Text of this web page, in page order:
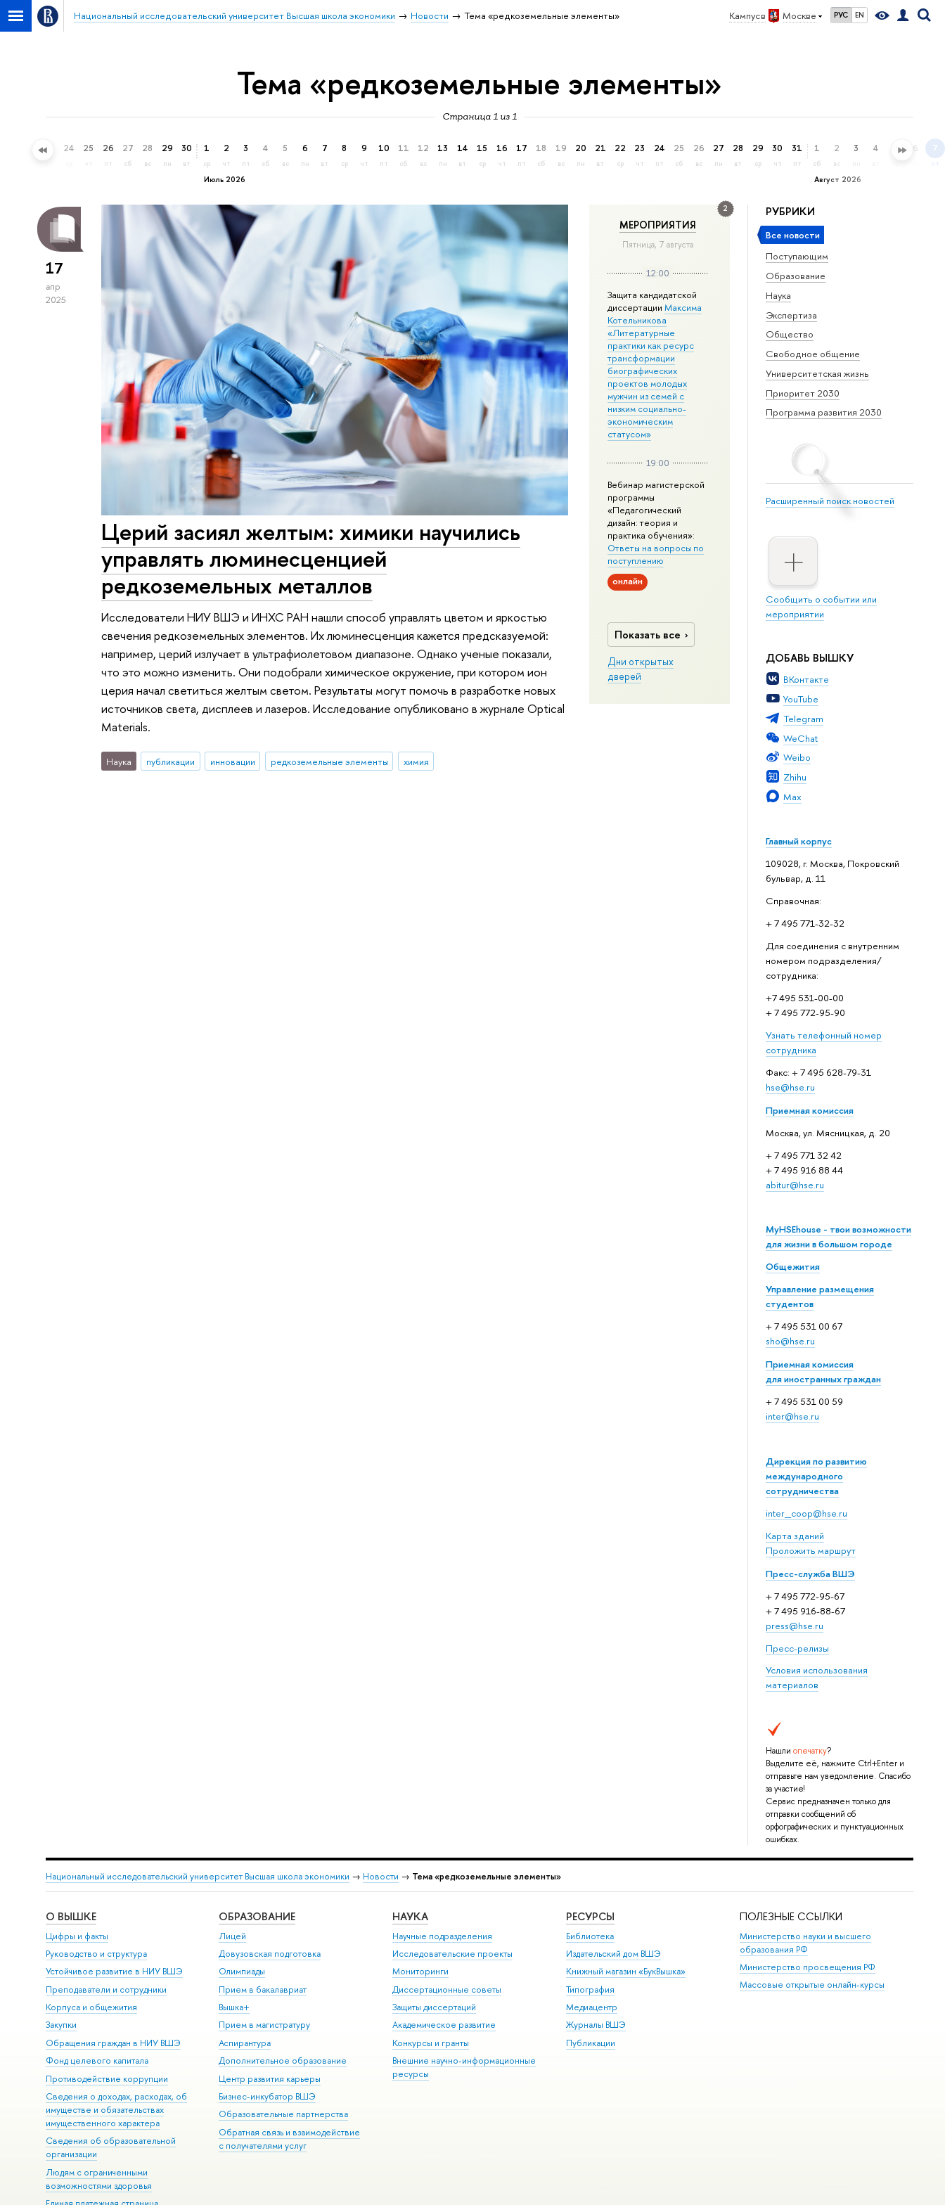
Кампус в Москве РУС EN
Национальный исследовательский университет Высшая школа экономики Новости Тема «редкоземельные элементы»
Тема «редкоземельные элементы»
Страница 1 из 1
23 24 25 26
пт
27
сб
28
вс
29
пн
30
вт
Июль 2026
1
ср
2
чт
3
пт
4
сб
5
вс
6
пн
7
вт
8
ср
9
чт
10
пт
11
сб
12
вс
13
пн
14
вт
15
ср
16
чт
17
пт
18
сб
19
вс
20
пн
21
вт
22
ср
23
чт
24
пт
25
сб
26
вс
27
пн
28
вт
29
ср
30
чт
31
пт
Август 2026
1
сб
2
вс
3 4 5 6 7
пт
РУБРИКИ
Все новости
Поступающим
Образование
Наука
Экспертиза
Общество
Свободное общение
Университетская жизнь
Приоритет 2030
Программа развития 2030
Расширенный поиск новостей
Сообщить о событии или
мероприятии
ДОБАВЬ ВЫШКУ
ВКонтакте
YouTube
Telegram
WeChat
Weibo
Zhihu
Max
Главный корпус
109028, г. Москва, Покровский
бульвар, д. 11
Справочная:
+ 7 495 771-32-32
Для соединения с внутренним
номером подразделения/
сотрудника:
+7 495 531-00-00
+ 7 495 772-95-90
Узнать телефонный номер
сотрудника
Факс: + 7 495 628-79-31
hse@hse.ru
Приемная комиссия
Москва, ул. Мясницкая, д. 20
+ 7 495 771 32 42
+ 7 495 916 88 44
abitur@hse.ru
MyHSEhouse - твои возможности
для жизни в большом городе
Общежития
Управление размещения
студентов
+ 7 495 531 00 67
sho@hse.ru
Приемная комиссия
для иностранных граждан
+ 7 495 531 00 59
inter@hse.ru
Дирекция по развитию
международного
сотрудничества
inter_coop@hse.ru
Карта зданий
Проложить маршрут
Пресс-служба ВШЭ
+ 7 495 772-95-67
+ 7 495 916-88-67
press@hse.ru
Пресс-релизы
Условия использования
материалов
Нашли опечатку?
Выделите её, нажмите Ctrl+Enter и
отправьте нам уведомление. Спасибо
за участие!
Сервис предназначен только для
отправки сообщений об
орфографических и пунктуационных
ошибках.
2
МЕРОПРИЯТИЯ
Пятница, 7 августа
12:00
Защита кандидатской
диссертации Максима
Котельникова
«Литературные
практики как ресурс
трансформации
биографических
проектов молодых
мужчин из семей с
низким социально-
экономическим
статусом»
19:00
Вебинар магистерской
программы
«Педагогический
дизайн: теория и
практика обучения»:
Ответы на вопросы по
поступлению
онлайн
Показать все
Дни открытых
дверей
17
апр
2025
Церий засиял желтым: химики научились
управлять люминесценцией
редкоземельных металлов
Исследователи НИУ ВШЭ и ИНХС РАН нашли способ управлять цветом и яркостью
свечения редкоземельных элементов. Их люминесценция кажется предсказуемой:
например, церий излучает в ультрафиолетовом диапазоне. Однако ученые показали,
что это можно изменить. Они подобрали химическое окружение, при котором ион
церия начал светиться желтым светом. Результаты могут помочь в разработке новых
источников света, дисплеев и лазеров. Исследование опубликовано в журнале Optical
Materials.
Наука публикации инновации редкоземельные элементы химия
Национальный исследовательский университет Высшая школа экономики → Новости → Тема «редкоземельные элементы»
О ВЫШКЕ
Цифры и факты
Руководство и структура
Устойчивое развитие в НИУ ВШЭ
Преподаватели и сотрудники
Корпуса и общежития
Закупки
Обращения граждан в НИУ ВШЭ
Фонд целевого капитала
Противодействие коррупции
Сведения о доходах, расходах, об
имуществе и обязательствах
имущественного характера
Сведения об образовательной
организации
Людям с ограниченными
возможностями здоровья
ОБРАЗОВАНИЕ
Лицей
Довузовская подготовка
Олимпиады
Прием в бакалавриат
Вышка+
Прием в магистратуру
Аспирантура
Дополнительное образование
Центр развития карьеры
Бизнес-инкубатор ВШЭ
Образовательные партнерства
Обратная связь и взаимодействие
с получателями услуг
НАУКА
Научные подразделения
Исследовательские проекты
Мониторинги
Диссертационные советы
Защиты диссертаций
Академическое развитие
Конкурсы и гранты
Внешние научно-информационные
ресурсы
РЕСУРСЫ
Библиотека
Издательский дом ВШЭ
Книжный магазин «БукВышка»
Типография
Медиацентр
Журналы ВШЭ
Публикации
ПОЛЕЗНЫЕ ССЫЛКИ
Министерство науки и высшего
образования РФ
Министерство просвещения РФ
Массовые открытые онлайн-курсы